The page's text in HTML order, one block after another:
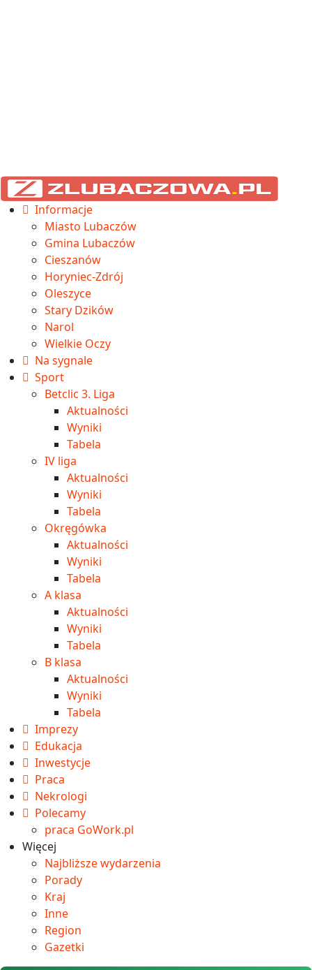
Informacje
Miasto Lubaczów
Gmina Lubaczów
Cieszanów
Horyniec-Zdrój
Oleszyce
Stary Dzików
Narol
Wielkie Oczy
Na sygnale
Sport
Betclic 3. Liga
Aktualności
Wyniki
Tabela
IV liga
Aktualności
Wyniki
Tabela
Okręgówka
Aktualności
Wyniki
Tabela
A klasa
Aktualności
Wyniki
Tabela
B klasa
Aktualności
Wyniki
Tabela
Imprezy
Edukacja
Inwestycje
Praca
Nekrologi
Polecamy
praca GoWork.pl
Więcej
Najbliższe wydarzenia
Porady
Kraj
Inne
Region
Gazetki